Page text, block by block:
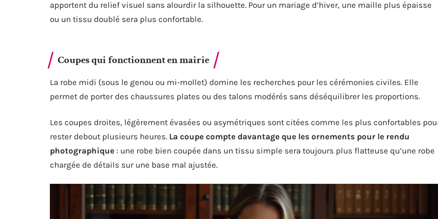
apportent du relief visuel sans alourdir la silhouette. Pour un mariage d’hiver, une maille plus épaisse
ou un tissu doublé sera plus confortable.
Coupes qui fonctionnent en mairie
La robe midi (sous le genou ou mi-mollet) domine les recherches pour les cérémonies civiles. Elle
permet de porter des chaussures plates ou des talons modérés sans déséquilibrer les proportions.
Les coupes droites, légèrement évasées ou asymétriques sont citées comme les plus confortables
rester debout plusieurs heures. La coupe compte davantage que les ornements pour le rendu
photographique : une robe bien coupée dans un tissu simple sera toujours plus flatteuse qu’une robe
chargée de détails sur une base mal ajustée.